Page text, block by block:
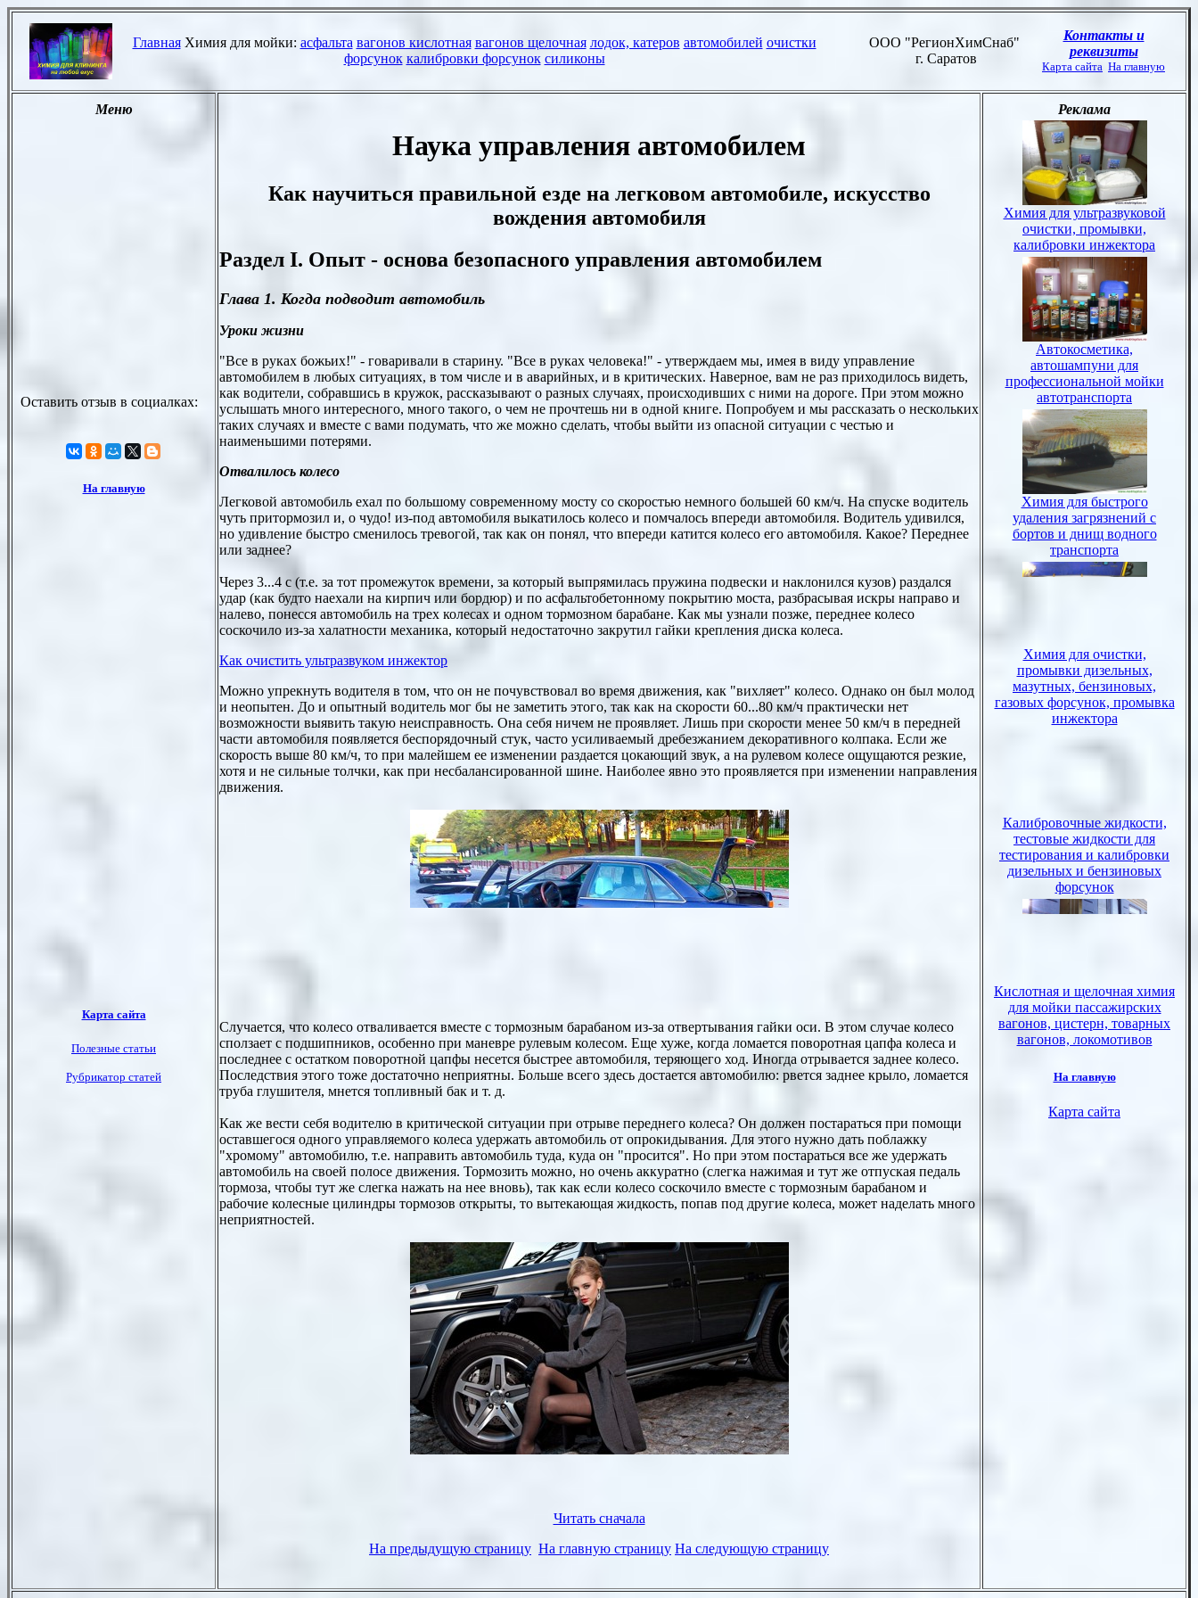
Наука управления автомобилем
Как научиться правильной езде на легковом автомобиле, искусство
вождения автомобиля
Раздел I. Опыт - основа безопасного управления автомобилем
Глава 1. Когда подводит автомобиль
Уроки жизни
"Все в руках божьих!" - говаривали в старину. "Все в руках человека!" - утверждаем мы, имея в виду управление
автомобилем в любых ситуациях, в том числе и в аварийных, и в критических. Наверное, вам не раз приходилось видеть,
как водители, собравшись в кружок, рассказывают о разных случаях, происходивших с ними на дороге. При этом можно
услышать много интересного, много такого, о чем не прочтешь ни в одной книге. Попробуем и мы рассказать о нескольких
таких случаях и вместе с вами подумать, что же можно сделать, чтобы выйти из опасной ситуации с честью и
наименьшими потерями.
Отвалилось колесо
Легковой автомобиль ехал по большому современному мосту со скоростью немного большей 60 км/ч. На спуске водитель
чуть притормозил и, о чудо! из-под автомобиля выкатилось колесо и помчалось впереди автомобиля. Водитель удивился,
но удивление быстро сменилось тревогой, так как он понял, что впереди катится колесо его автомобиля. Какое? Переднее
или заднее?
Через 3...4 с (т.е. за тот промежуток времени, за который выпрямилась пружина подвески и наклонился кузов) раздался
удар (как будто наехали на кирпич или бордюр) и по асфальтобетонному покрытию моста, разбрасывая искры направо и
налево, понесся автомобиль на трех колесах и одном тормозном барабане. Как мы узнали позже, переднее колесо
соскочило из-за халатности механика, который недостаточно закрутил гайки крепления диска колеса.
Как очистить ультразвуком инжектор
Можно упрекнуть водителя в том, что он не почувствовал во время движения, как "вихляет" колесо. Однако он был молод
и неопытен. До и опытный водитель мог бы не заметить этого, так как на скорости 60...80 км/ч практически нет
возможности выявить такую неисправность. Она себя ничем не проявляет. Лишь при скорости менее 50 км/ч в передней
части автомобиля появляется беспорядочный стук, часто усиливаемый дребезжанием декоративного колпака. Если же
скорость выше 80 км/ч, то при малейшем ее изменении раздается цокающий звук, а на рулевом колесе ощущаются резкие,
хотя и не сильные толчки, как при несбалансированной шине. Наиболее явно это проявляется при изменении направления
движения.
Случается, что колесо отваливается вместе с тормозным барабаном из-за отвертывания гайки оси. В этом случае колесо
сползает с подшипников, особенно при маневре рулевым колесом. Еще хуже, когда ломается поворотная цапфа колеса и
последнее с остатком поворотной цапфы несется быстрее автомобиля, теряющего ход. Иногда отрывается заднее колесо.
Последствия этого тоже достаточно неприятны. Больше всего здесь достается автомобилю: рвется заднее крыло, ломается
труба глушителя, мнется топливный бак и т. д.
Как же вести себя водителю в критической ситуации при отрыве переднего колеса? Он должен постараться при помощи
оставшегося одного управляемого колеса удержать автомобиль от опрокидывания. Для этого нужно дать поблажку
"хромому" автомобилю, т.е. направить автомобиль туда, куда он "просится". Но при этом постараться все же удержать
автомобиль на своей полосе движения. Тормозить можно, но очень аккуратно (слегка нажимая и тут же отпуская педаль
тормоза, чтобы тут же слегка нажать на нее вновь), так как если колесо соскочило вместе с тормозным барабаном и
рабочие колесные цилиндры тормозов открыты, то вытекающая жидкость, попав под другие колеса, может наделать много
неприятностей.
Читать сначала
На предыдущую страницу На главную страницу На следующую страницу